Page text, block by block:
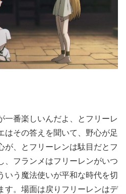
一番楽しいんだよ、とフリーレ
はその答えを聞いて、野心が足
が、とフリーレンは駄目だとフ
、フランメはフリーレンがいつ
いう魔法使いが平和な時代を切
す。場面は戻りフリーレンはデ